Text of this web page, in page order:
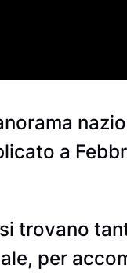
a
trovano
per